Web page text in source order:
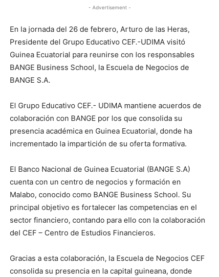
- Advertisement -
En la jornada del 26 de febrero, Arturo de las Heras,
Presidente del Grupo Educativo CEF.-UDIMA visitó
Guinea Ecuatorial para reunirse con los responsables
BANGE Business School, la Escuela de Negocios de
BANGE S.A.
El Grupo Educativo CEF.- UDIMA mantiene acuerdos de
colaboración con BANGE por los que consolida su
presencia académica en Guinea Ecuatorial, donde ha
incrementado la impartición de su oferta formativa.
El Banco Nacional de Guinea Ecuatorial (BANGE S.A)
cuenta con un centro de negocios y formación en
Malabo, conocido como BANGE Business School. Su
principal objetivo es fortalecer las competencias en el
sector financiero, contando para ello con la colaboración
del CEF – Centro de Estudios Financieros.
Gracias a esta colaboración, la Escuela de Negocios CEF
consolida su presencia en la capital guineana, donde